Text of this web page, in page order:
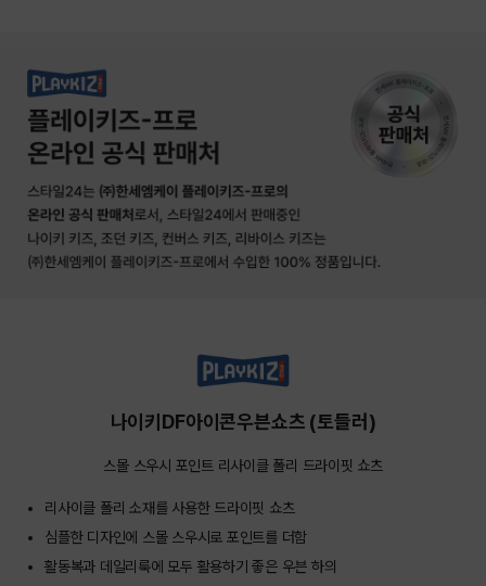
나이키DF아이콘우븐쇼츠 (토들러)
스몰 스우시 포인트 리사이클 폴리 드라이핏 쇼츠
리사이클 폴리 소재를 사용한 드라이핏 쇼츠
심플한 디자인에 스몰 스우시로 포인트를 더함
활동복과 데일리룩에 모두 활용하기 좋은 우븐 하의